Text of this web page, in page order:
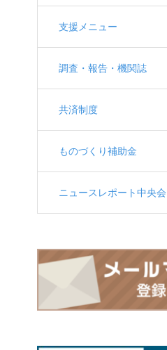
支援メニュー
調査・報告・機関誌
共済制度
ものづくり補助金
ニュースレポート中央会